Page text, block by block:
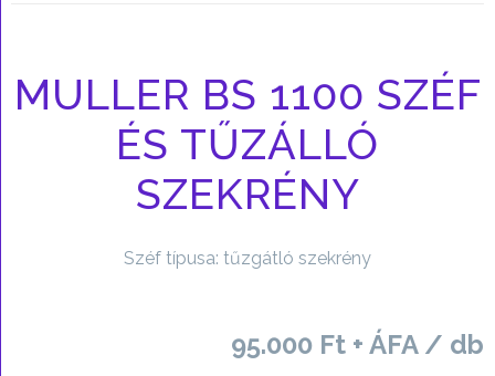
MULLER BS 1100 SZÉF
ÉS TŰZÁLLÓ
SZEKRÉNY
Széf típusa: tűzgátló szekrény
95.000 Ft + ÁFA / db